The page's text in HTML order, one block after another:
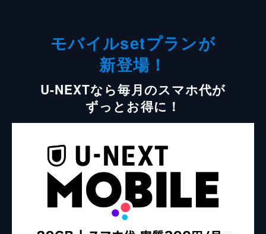
モバイルsetプランが
新登場！
U-NEXTなら毎月のスマホ代が
ずっとお得に！